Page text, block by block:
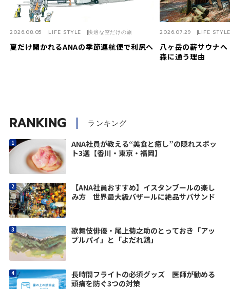
夏だけ開かれるANAの季節運航便で利尻へ
2026.08.05 LIFE STYLE 快適な空だけの旅
八ヶ岳の薪サウナ
森に通う理由
2026.07.29 LIFE
RANKING ランキング
ANA社員が教える“美食と癒し”の隠れスポッ
ト3選【香川・東京・福岡】
【ANA社員おすすめ】イスタンブールの楽し
み方 世界最大級バザールに絶品サバサンド
歌舞伎俳優・尾上菊之助のとっておき「アッ
プルパイ」と「よだれ鶏」
長時間フライトの必須グッズ 医師が勧める
頭痛を防ぐ3つの対策